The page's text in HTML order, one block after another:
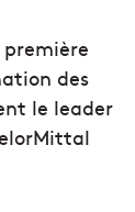
des
le leader